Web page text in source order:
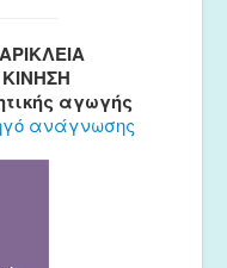
αγωγής
ανάγνωσης